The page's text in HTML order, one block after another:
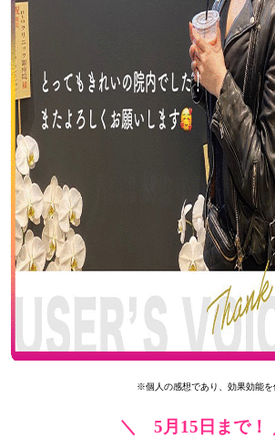
※個人の感想であり、効果効能を
＼ 5月15日まで！